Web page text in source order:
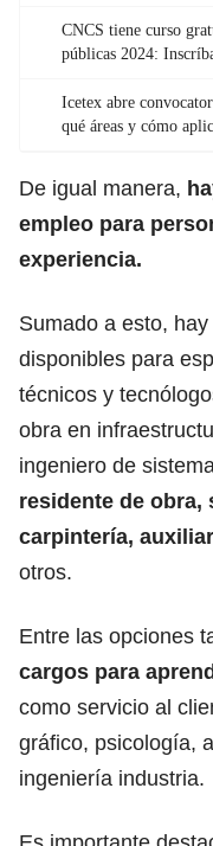
CNCS tiene curso
públicas 2024:
Icetex abre
qué áreas y cómo
De igual manera,
empleo para
experiencia.
Sumado a esto,
disponibles para
técnicos y
obra en
ingeniero de
residente de obra,
carpintería,
otros.
Entre las opciones
cargos para
como servicio al
gráfico, psicología,
ingeniería industria.